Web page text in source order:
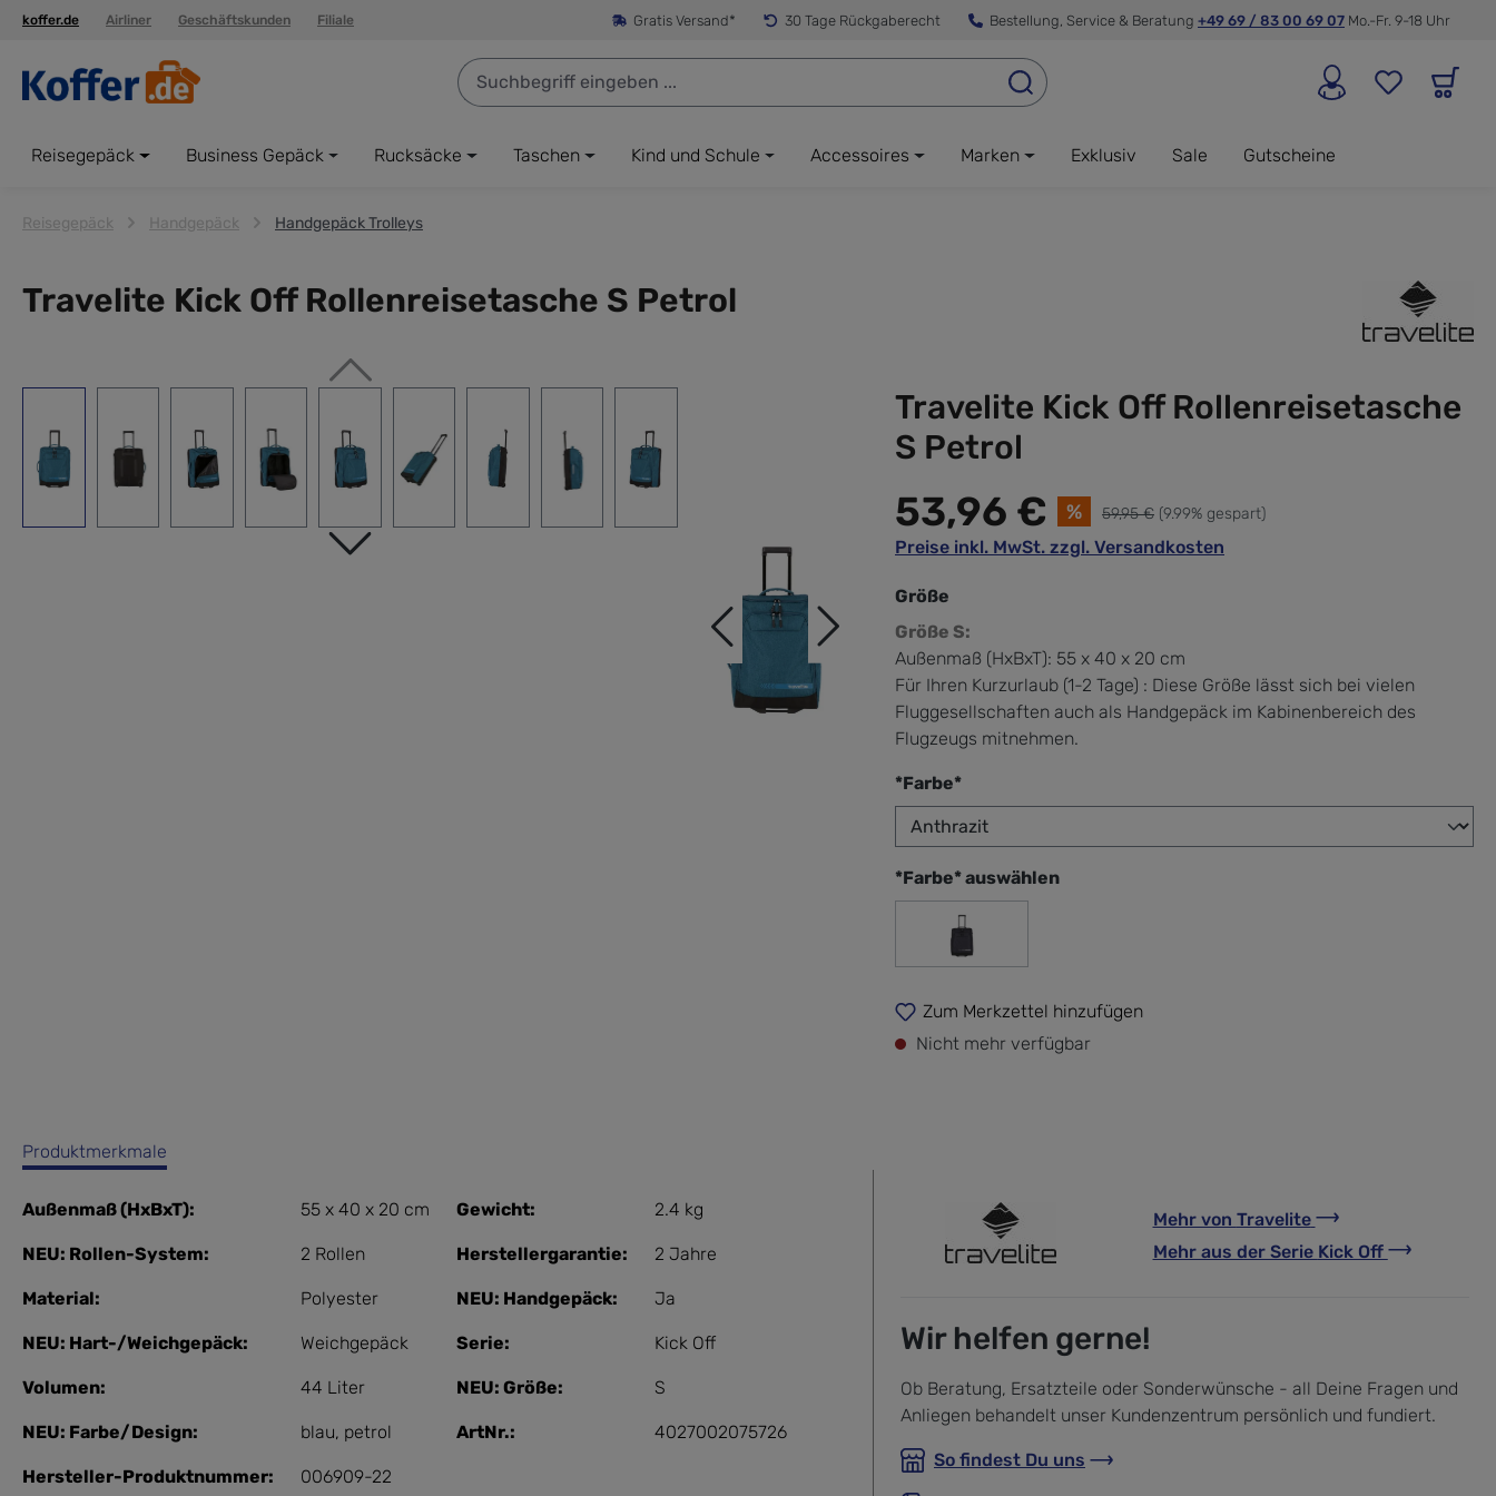
Zur Hauptnavigation springen
koffer.de Airliner Geschäftskunden Filiale Gratis Versand* 30 Tage Rückgaberecht Bestellung, Service & Beratung +49 69 / 83 00 69 07 Mo.-Fr. 9-18 Uhr
Reisegepäck Business Gepäck Rucksäcke Taschen Kind und Schule Accessoires Marken Exklusiv Sale Gutscheine
Reisegepäck Handgepäck Handgepäck Trolleys
Travelite Kick Off Rollenreisetasche S Petrol
Travelite Kick Off Rollenreisetasche
S Petrol
53,96 € % 59,95 € (9.99% gespart)
Preise inkl. MwSt. zzgl. Versandkosten
Größe
Größe S:
Außenmaß (HxBxT): 55 x 40 x 20 cm
Für Ihren Kurzurlaub (1-2 Tage) : Diese Größe lässt sich bei vielen
Fluggesellschaften auch als Handgepäck im Kabinenbereich des
Flugzeugs mitnehmen.
*Farbe*auswählen
*Farbe* auswählen
Anthrazit
Zum Merkzettel hinzufügen
Nicht mehr verfügbar
Produktmerkmale
Außenmaß (HxBxT): 55 x 40 x 20 cm Gewicht: 2.4 kg
NEU: Rollen-System: 2 Rollen Herstellergarantie: 2 Jahre
Material: Polyester NEU: Handgepäck: Ja
NEU: Hart-/Weichgepäck: Weichgepäck Serie: Kick Off
Volumen: 44 Liter NEU: Größe: S
NEU: Farbe/Design: blau, petrol ArtNr.: 4027002075726
Hersteller-Produktnummer: 006909-22
Mehr von Travelite
Mehr aus der Serie Kick Off
Wir helfen gerne!
Ob Beratung, Ersatzteile oder Sonderwünsche - all Deine Fragen und
Anliegen behandelt unser Kundenzentrum persönlich und fundiert.
So findest Du uns